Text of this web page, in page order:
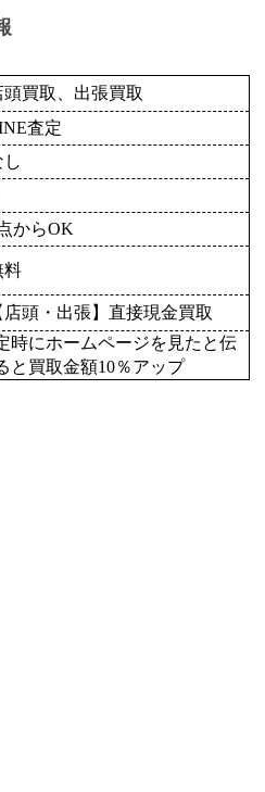
頭買取、出張買取
査定
し
からOK
料
店頭・出張】直接現金買取
時にホームページを見たと伝
と買取金額10％アップ